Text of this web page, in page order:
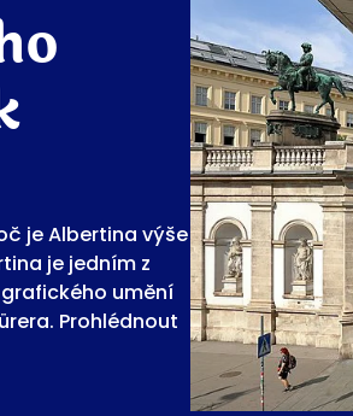
je Albertina výše
je jedním z
umění
Prohlédnout